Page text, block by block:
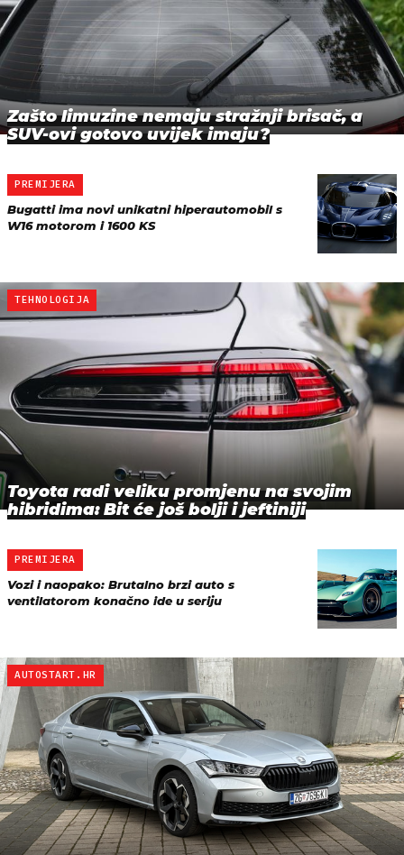
Zašto limuzine nemaju stražnji brisač, a
SUV-ovi gotovo uvijek imaju?
PREMIJERA
Bugatti ima novi unikatni hiperautomobil s
W16 motorom i 1600 KS
TEHNOLOGIJA
Toyota radi veliku promjenu na svojim
hibridima: Bit će još bolji i jeftiniji
PREMIJERA
Vozi i naopako: Brutalno brzi auto s
ventilatorom konačno ide u seriju
AUTOSTART.HR